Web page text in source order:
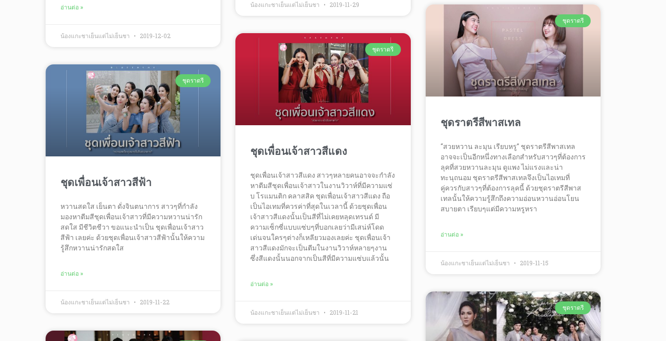
อ่านต่อ »
น้องแกะชาเย็นแต่ไม่เย็นชา 2019-12-02
น้องแกะชาเย็นแต่ไม่เย็นชา 2019-11-29
ชุดราตรี
ชุดเพื่อนเจ้าสาวสีฟ้า
หวานสดใส เย็นตา ดั่งจินตนาการ สาวๆที่กำลัง
มองหาตีมสีชุดเพื่อนเจ้าสาวที่มีความหวานน่ารัก
สดใส มีชีวิตชีวา ขอแนะนำเป็น ชุดเพื่อนเจ้าสาว
สีฟ้า เลยค่ะ ด้วยชุดเพื่อนเจ้าสาวสีฟ้านั้นให้ความ
รู้สึกหวานน่ารักสดใส
อ่านต่อ »
น้องแกะชาเย็นแต่ไม่เย็นชา 2019-11-22
ชุดราตรี
ชุดเพื่อนเจ้าสาวสีแดง
ชุดเพื่อนเจ้าสาวสีแดง สาวๆหลายคนอาจจะกำลัง
หาตีมสีชุดเพื่อนเจ้าสาวในงานวิวาห์ที่มีความแซ่
บ โรแมนติก คลาสสิค ชุดเพื่อนเจ้าสาวสีแดง ถือ
เป็นไอเทมที่ควรค่าที่สุดในเวลานี้ ด้วยชุดเพื่อน
เจ้าสาวสีแดงนั้นเป็นสีที่ไม่เคยหลุดเทรนด์ มี
ความเซ็กซี่แบบแซ่บๆที่บอกเลยว่ามีเสน่ห์โดด
เด่นจนใครๆต่างก็เหลียวมองเลยค่ะ ชุดเพื่อนเจ้า
สาวสีแดงมักจะเป็นตีมในงานวิวาห์หลายๆงาน
ซึ่งสีแดงนั้นนอกจากเป็นสีที่มีความแซ่บแล้วนั้น
อ่านต่อ »
น้องแกะชาเย็นแต่ไม่เย็นชา 2019-11-21
ชุดราตรี
ชุดราตรีสีพาสเทล
“สวยหวาน ละมุน เรียบหรู” ชุดราตรีสีพาสเทล
อาจจะเป็นอีกหนึ่งทางเลือกสำหรับสาวๆที่ต้องการ
ลุคที่สวยหวานละมุน ดูแพง ไม่แรงและน่า
ทะนุถนอม ชุดราตรีสีพาสเทลจึงเป็นไอเทมที่
คู่ควรกับสาวๆที่ต้องการลุคนี้ ด้วยชุดราตรีสีพาส
เทลนั้นให้ความรู้สึกถึงความอ่อนหวานอ่อนโยน
สบายตา เรียบๆแต่มีความหรูหรา
อ่านต่อ »
น้องแกะชาเย็นแต่ไม่เย็นชา 2019-11-15
ชุดราตรี